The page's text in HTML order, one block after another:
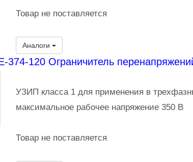
Товар не поставляется
Аналоги
374-120 Ограничитель
УЗИП класса 1 для применения в
максимальное рабочее напряжение 350 В
Товар не поставляется